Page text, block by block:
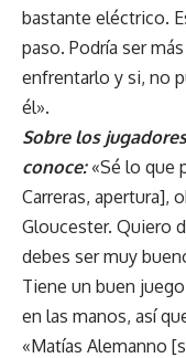
bastante eléctrico.
paso. Podría ser
enfrentarlo y si, no
él».
Sobre los
conoce: «Sé lo que
Carreras, apertura],
Gloucester. Quiero
debes ser muy
Tiene un buen
en las manos, así
«Matías Alemanno